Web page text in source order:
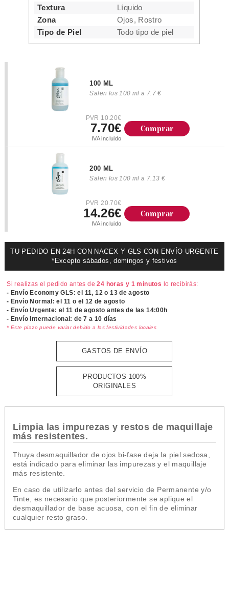
Textura
Líquido
Zona
Ojos, Rostro
Tipo de Piel
Todo tipo de piel
100 ML
Salen los 100 ml a 7.7 €
PVR 10.20€
7.70€
IVA incluido
Comprar
200 ML
Salen los 100 ml a 7.13 €
PVR 20.70€
14.26€
IVA incluido
Comprar
TU PEDIDO EN 24H CON NACEX Y GLS CON ENVÍO URGENTE
*Excepto sábados, domingos y festivos
Si realizas el pedido antes de24 horas y 1 minutos lo recibirás:
- Envío Economy GLS: el 11, 12 o 13 de agosto
- Envío Normal: el 11 o el 12 de agosto
- Envío Urgente: el11 de agosto antes de las 14:00h
- Envío Internacional: de 7 a 10 días
* Este plazo puede variar debido a las festividades locales
GASTOS DE ENVÍO
PRODUCTOS 100%
ORIGINALES
Limpia las impurezas y restos de maquillaje
más resistentes.
Thuya desmaquillador de ojos bi-fase deja la piel sedosa,
está indicado para eliminar las impurezas y el maquillaje
más resistente.
En caso de utilizarlo antes del servicio de Permanente y/o
Tinte, es necesario que posteriormente se aplique el
desmaquillador de base acuosa, con el fin de eliminar
cualquier resto graso.